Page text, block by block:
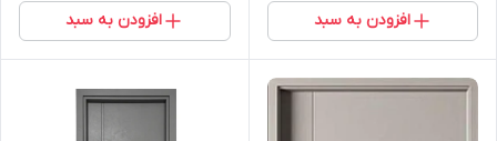
افزودن به سبد افزودن به سبد